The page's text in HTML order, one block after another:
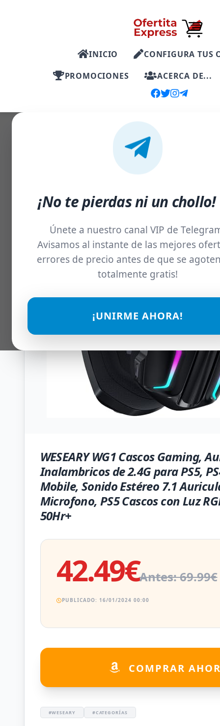
INICIO
CONFIGURA TUS
PROMOCIONES
ACERCA DE...
¡No te pierdas ni un
Únete a nuestro canal VIP de
Avisamos al instante de las mejores
errores de precio antes de que se
totalmente gratis!
¡UNIRME AHORA!
WESEARY WG1 Cascos Gaming,
Inalambricos de 2.4G para PS5,
Mobile, Sonido Estéreo 7.1
Microfono, PS5 Cascos con Luz
50Hr+
42.49€Antes: 69.99€
PUBLICADO: 16/01/2024 00:00
COMPRAR
#WESEARY #CATEGORÍAS